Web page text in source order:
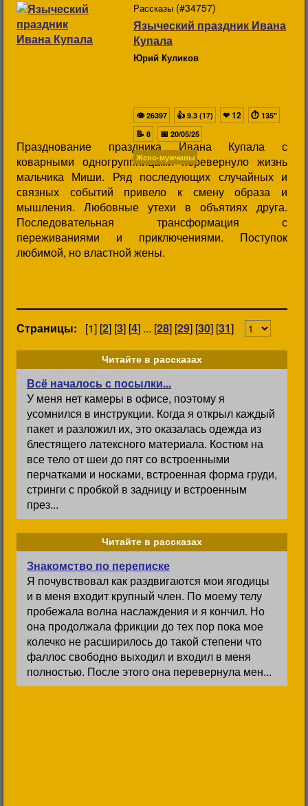
Рассказы (#34757)
Языческий праздник Ивана
Купала
Юрий Куликов
Празднование праздника Ивана Купала с
коварными одногруппницами перевернуло жизнь
мальчика Миши. Ряд последующих случайных и
связных событий привело к смену образа и
мышления. Любовные утехи в объятиях друга.
Последовательная трансформация с
переживаниями и приключениями. Поступок
любимой, но властной жены.
👁26397 👍 9.3 (17) ❤12 ⏱ 135"
📝 8 📅 20/05/25
Жено-мужчины
Страницы: [1] [2] [3] [4] ... [28] [29] [30] [31]
Читайте в рассказах
Всё началось с посылки...
У меня нет камеры в офисе, поэтому я
усомнился в инструкции. Когда я открыл каждый
пакет и разложил их, это оказалась одежда из
блестящего латексного материала. Костюм на
все тело от шеи до пят со встроенными
перчатками и носками, встроенная форма груди,
стринги с пробкой в задницу и встроенным
през...
Читайте в рассказах
Знакомство по переписке
Я почувствовал как раздвигаются мои ягодицы
и в меня входит крупный член. По моему телу
пробежала волна наслаждения и я кончил. Но
она продолжала фрикции до тех пор пока мое
колечко не расширилось до такой степени что
фаллос свободно выходил и входил в меня
полностью. После этого она перевернула мен...